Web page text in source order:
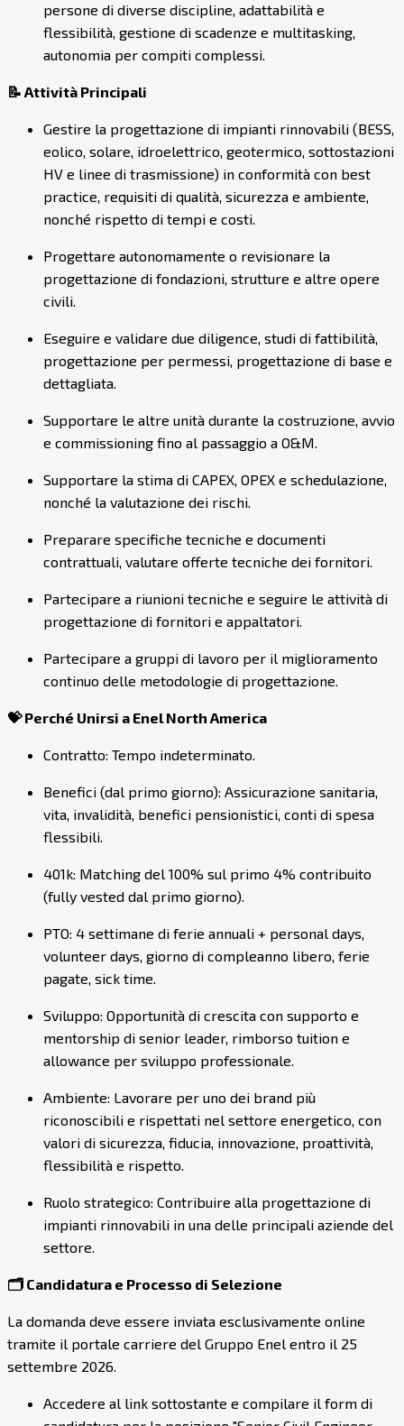
persone di diverse discipline, adattabilità e
flessibilità, gestione di scadenze e multitasking,
autonomia per compiti complessi.
📝 Attività Principali
Gestire la progettazione di impianti rinnovabili (BESS,
eolico, solare, idroelettrico, geotermico, sottostazioni
HV e linee di trasmissione) in conformità con best
practice, requisiti di qualità, sicurezza e ambiente,
nonché rispetto di tempi e costi.
Progettare autonomamente o revisionare la
progettazione di fondazioni, strutture e altre opere
civili.
Eseguire e validare due diligence, studi di fattibilità,
progettazione per permessi, progettazione di base e
dettagliata.
Supportare le altre unità durante la costruzione, avvio
e commissioning fino al passaggio a O&M.
Supportare la stima di CAPEX, OPEX e schedulazione,
nonché la valutazione dei rischi.
Preparare specifiche tecniche e documenti
contrattuali, valutare offerte tecniche dei fornitori.
Partecipare a riunioni tecniche e seguire le attività di
progettazione di fornitori e appaltatori.
Partecipare a gruppi di lavoro per il miglioramento
continuo delle metodologie di progettazione.
💝 Perché Unirsi a Enel North America
Contratto: Tempo indeterminato.
Benefici (dal primo giorno): Assicurazione sanitaria,
vita, invalidità, benefici pensionistici, conti di spesa
flessibili.
401k: Matching del 100% sul primo 4% contribuito
(fully vested dal primo giorno).
PTO: 4 settimane di ferie annuali + personal days,
volunteer days, giorno di compleanno libero, ferie
pagate, sick time.
Sviluppo: Opportunità di crescita con supporto e
mentorship di senior leader, rimborso tuition e
allowance per sviluppo professionale.
Ambiente: Lavorare per uno dei brand più
riconoscibili e rispettati nel settore energetico, con
valori di sicurezza, fiducia, innovazione, proattività,
flessibilità e rispetto.
Ruolo strategico: Contribuire alla progettazione di
impianti rinnovabili in una delle principali aziende del
settore.
🗂️ Candidatura e Processo di Selezione
La domanda deve essere inviata esclusivamente online
tramite il portale carriere del Gruppo Enel entro il 25
settembre 2026.
Accedere al link sottostante e compilare il form di